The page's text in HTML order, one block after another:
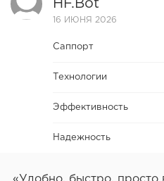
HF.bot
16 ИЮНЯ 2026
Саппорт
Технологии
Эффективность
Надежность